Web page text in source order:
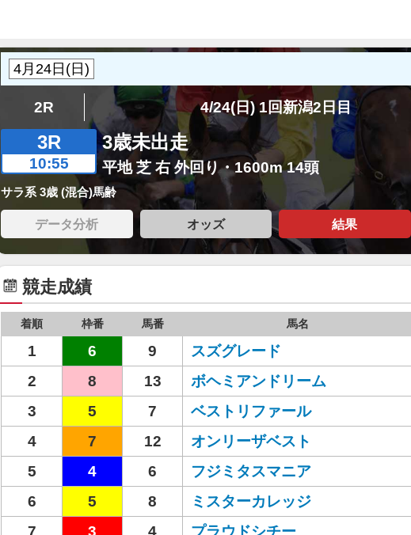
2R 4/24(日) 1回新潟2日目
3R
10:55
3歳未出走
平地 芝 右 外回り・1600m 14頭
サラ系 3歳 (混合)馬齢
データ分析 オッズ 結果
競走成績
着順 枠番 馬番 馬名
1 6 9 スズグレード
2
8 13 ボヘミアンドリーム
3
5 7 ベストリファール
4
7 12 オンリーザベスト
5
4 6 フジミタスマニア
6
5 8 ミスターカレッジ
7
3 4 プラウドシチー